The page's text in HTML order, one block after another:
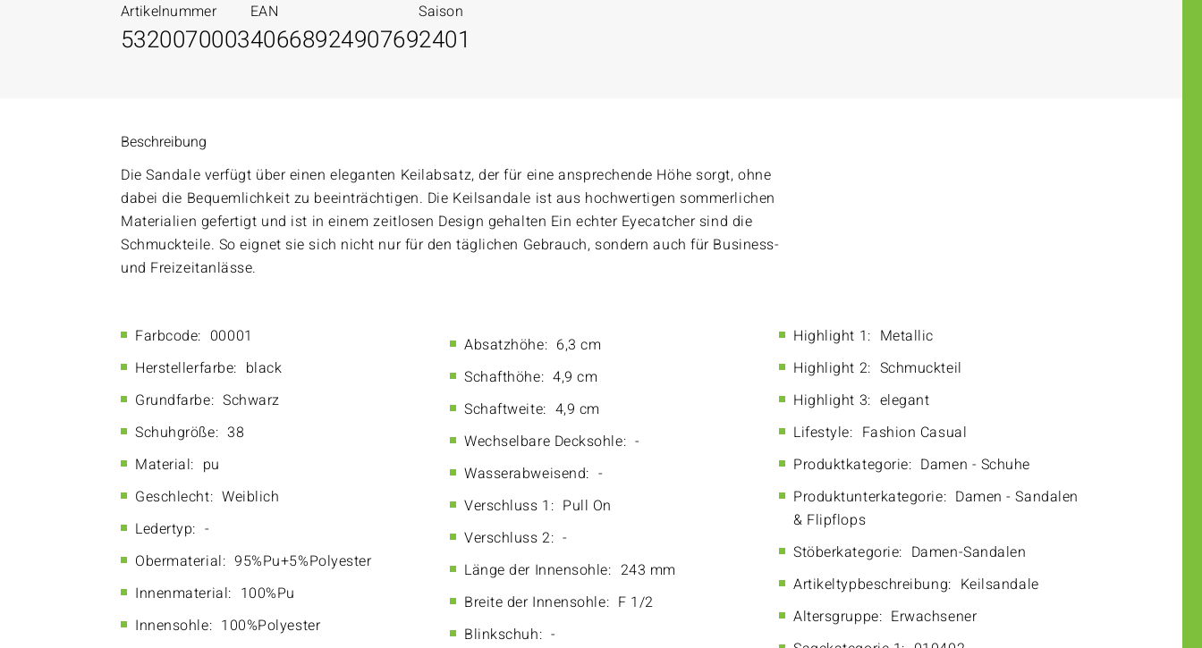
Artikelnummer
5320070003
EAN
4066892490769
Saison
2401
Beschreibung
Die Sandale verfügt über einen eleganten Keilabsatz, der für eine ansprechende Höhe sorgt, ohne
dabei die Bequemlichkeit zu beeinträchtigen. Die Keilsandale ist aus hochwertigen sommerlichen
Materialien gefertigt und ist in einem zeitlosen Design gehalten Ein echter Eyecatcher sind die
Schmuckteile. So eignet sie sich nicht nur für den täglichen Gebrauch, sondern auch für Business-
und Freizeitanlässe.
Farbcode: 00001
Herstellerfarbe: black
Grundfarbe: Schwarz
Schuhgröße: 38
Material: pu
Geschlecht: Weiblich
Ledertyp: -
Obermaterial: 95%Pu+5%Polyester
Innenmaterial: 100%Pu
Innensohle: 100%Polyester
Absatzhöhe: 6,3 cm
Schafthöhe: 4,9 cm
Schaftweite: 4,9 cm
Wechselbare Decksohle: -
Wasserabweisend: -
Verschluss 1: Pull On
Verschluss 2: -
Länge der Innensohle: 243 mm
Breite der Innensohle: F 1/2
Blinkschuh: -
Highlight 1: Metallic
Highlight 2: Schmuckteil
Highlight 3: elegant
Lifestyle: Fashion Casual
Produktkategorie: Damen - Schuhe
Produktunterkategorie: Damen - Sandalen
& Flipflops
Stöberkategorie: Damen-Sandalen
Artikeltypbeschreibung: Keilsandale
Altersgruppe: Erwachsener